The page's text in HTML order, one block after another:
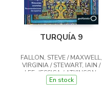
TURQUÍA 9
FALLON, STEVE / MAXWELL,
VIRGINIA / STEWART, IAIN /
LEE, JESSICA / ATKINSON,
BRETT / MARK ELLIOTT
En stock